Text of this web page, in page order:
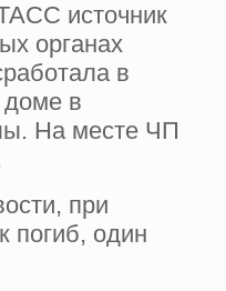
источник
органах
в
в
На месте ЧП
при
погиб, один